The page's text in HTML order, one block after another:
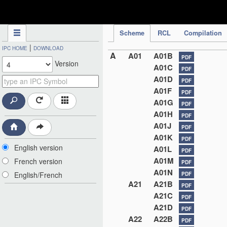
Scheme RCL Compilation
IPC HOME | DOWNLOAD
Version
English version
French version
English/French
A A01 A01B PDF
A01C PDF
A01D PDF
A01F PDF
A01G PDF
A01H PDF
A01J PDF
A01K PDF
A01L PDF
A01M PDF
A01N PDF
A21 A21B PDF
A21C PDF
A21D PDF
A22 A22B PDF